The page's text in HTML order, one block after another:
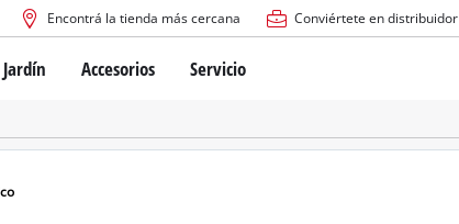
Encontrá la tienda más cercana Conviértete en distribuidor
inalámbricos
columna
Jardín
Cortadoras de césped a batería
de césped manuales
Accesorios Servicio